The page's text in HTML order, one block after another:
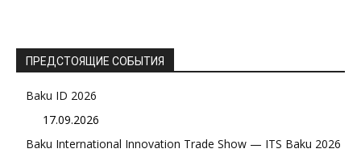
ПРЕДСТОЯЩИЕ СОБЫТИЯ
Baku ID 2026
17.09.2026
Baku International Innovation Trade Show — ITS Baku 2026